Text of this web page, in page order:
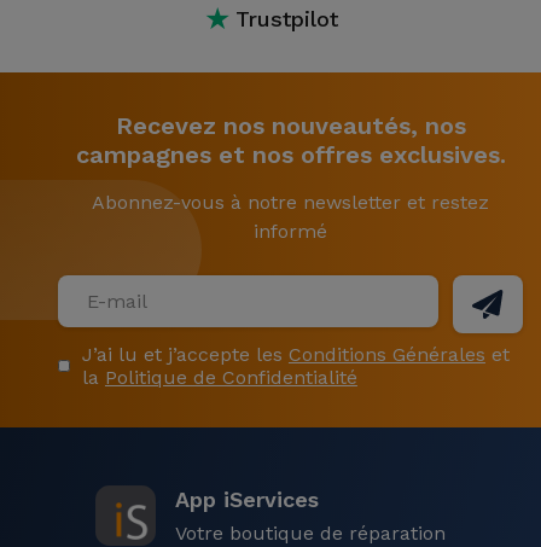
★ Trustpilot
Recevez nos nouveautés, nos
campagnes et nos offres exclusives.
Abonnez-vous à notre newsletter et restez
informé
J’ai lu et j’accepte les Conditions Générales et
la Politique de Confidentialité
App iServices
Votre boutique de réparation